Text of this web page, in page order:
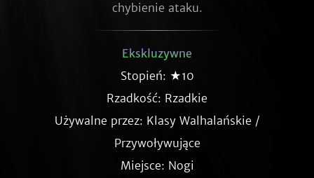
chybienie ataku.
Ekskluzywne
Stopień: ★10
Rzadkość: Rzadkie
Używalne przez: Klasy Walhalańskie /
Przywoływujące
Miejsce: Nogi